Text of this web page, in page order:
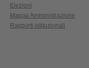
Elezioni
Mappa Amministrazione
Rapporti istituzionali